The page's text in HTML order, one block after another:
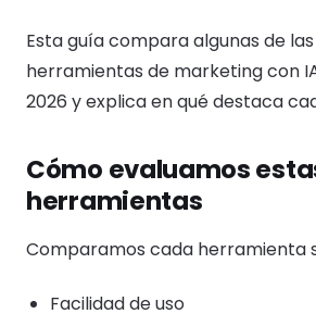
Esta guía compara algunas de
herramientas de marketing con
2026 y explica en qué destaca
Cómo evaluamos
herramientas
Comparamos cada herramienta
Facilidad de uso